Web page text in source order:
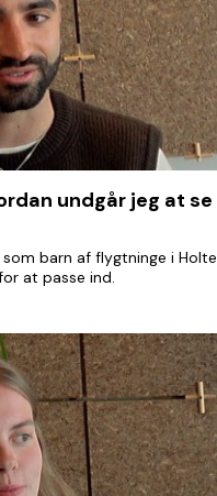
undgår jeg at se
barn af flygtninge i Holte
at passe ind.